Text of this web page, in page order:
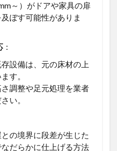
～）がドアや家具の扉
ぼす可能性がありま
：
設備は、元の床材の上
す。
調整や足元処理を業者
い。
の境界に段差が生じた
だらかに仕上げる方法